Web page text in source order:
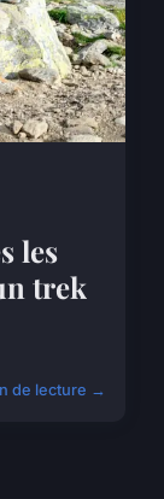
les
trek
de lecture →